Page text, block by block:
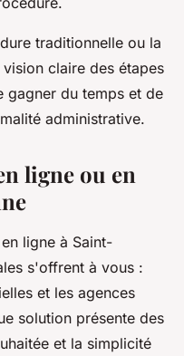
traditionnelle ou la
claire des étapes
gagner du temps et de
administrative.
ligne ou en
ligne à Saint-
s'offrent à vous :
et les agences
solution présente des
et la simplicité